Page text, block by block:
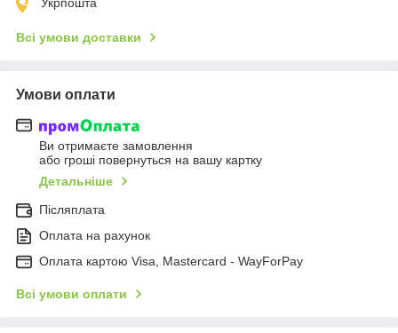
Всі умови доставки
Умови оплати
Ви отримаєте замовлення
або гроші повернуться на вашу картку
Детальніше
Післяплата
Оплата на рахунок
Оплата картою Visa, Mastercard - WayForPay
Всі умови оплати